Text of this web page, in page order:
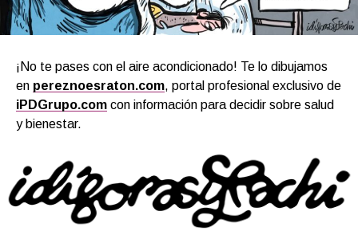
¡No te pases con el aire acondicionado! Te lo dibujamos
en pereznoesraton.com, portal profesional exclusivo de
iPDGrupo.com con información para decidir sobre salud
y bienestar.